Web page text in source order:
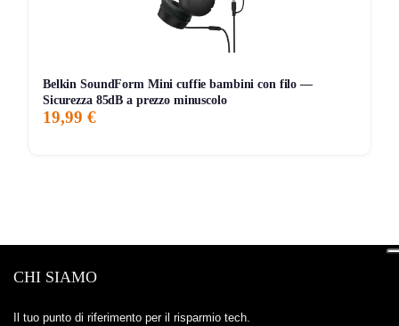
Belkin SoundForm Mini cuffie bambini con filo —
Sicurezza 85dB a prezzo minuscolo
19,99 €
CHI SIAMO
Il tuo punto di riferimento per il risparmio tech.